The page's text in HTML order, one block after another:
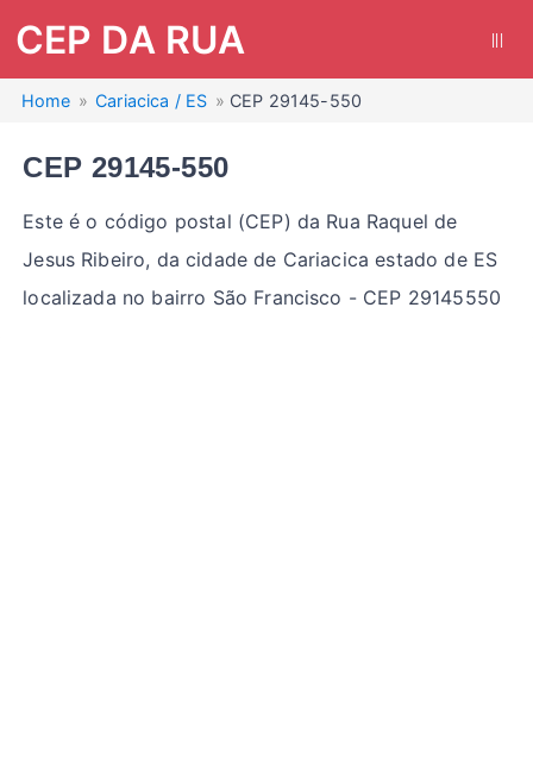
CEP DA RUA
Home Cariacica / ES CEP 29145-550
CEP 29145-550
Este é o código postal (CEP) da Rua Raquel de
Jesus Ribeiro, da cidade de Cariacica estado de ES
localizada no bairro São Francisco - CEP 29145550